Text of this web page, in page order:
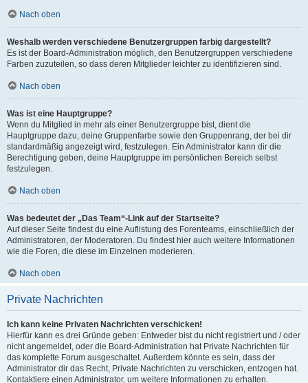
Nach oben
Weshalb werden verschiedene Benutzergruppen farbig dargestellt?
Es ist der Board-Administration möglich, den Benutzergruppen verschiedene
Farben zuzuteilen, so dass deren Mitglieder leichter zu identifizieren sind.
Nach oben
Was ist eine Hauptgruppe?
Wenn du Mitglied in mehr als einer Benutzergruppe bist, dient die
Hauptgruppe dazu, deine Gruppenfarbe sowie den Gruppenrang, der bei dir
standardmäßig angezeigt wird, festzulegen. Ein Administrator kann dir die
Berechtigung geben, deine Hauptgruppe im persönlichen Bereich selbst
festzulegen.
Nach oben
Was bedeutet der „Das Team“-Link auf der Startseite?
Auf dieser Seite findest du eine Auflistung des Forenteams, einschließlich der
Administratoren, der Moderatoren. Du findest hier auch weitere Informationen
wie die Foren, die diese im Einzelnen moderieren.
Nach oben
Private Nachrichten
Ich kann keine Privaten Nachrichten verschicken!
Hierfür kann es drei Gründe geben: Entweder bist du nicht registriert und / oder
nicht angemeldet, oder die Board-Administration hat Private Nachrichten für
das komplette Forum ausgeschaltet. Außerdem könnte es sein, dass der
Administrator dir das Recht, Private Nachrichten zu verschicken, entzogen hat.
Kontaktiere einen Administrator, um weitere Informationen zu erhalten.